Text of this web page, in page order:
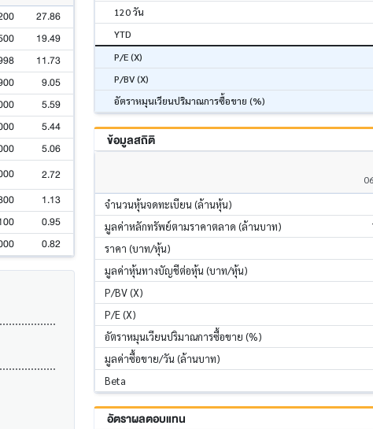
27.86
19.49
11.73
9.05
5.59
5.44
5.06
2.72
1.13
0.95
0.82
120 วัน
YTD
P/E (X)
P/BV (X)
อัตราหมุนเวียนปริมาณการซื้อขาย (%)
ข้อมูลสถิติ
จำนวนหุ้นจดทะเบียน (ล้านหุ้น)
มูลค่าหลักทรัพย์ตามราคาตลาด (ล้านบาท)
ราคา (บาท/หุ้น)
มูลค่าหุ้นทางบัญชีต่อหุ้น (บาท/หุ้น)
P/BV (X)
P/E (X)
อัตราหมุนเวียนปริมาณการซื้อขาย (%)
มูลค่าซื้อขาย/วัน (ล้านบาท)
Beta
อัตราผลตอบแทน